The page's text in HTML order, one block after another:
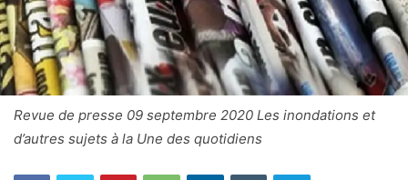
Revue de presse 09 septembre 2020 Les inondations et
d’autres sujets à la Une des quotidiens